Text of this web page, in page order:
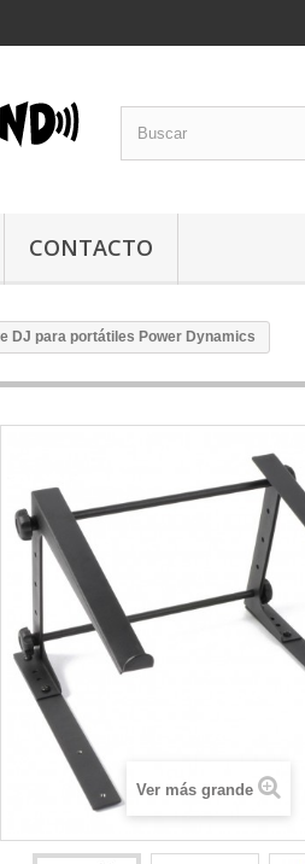
CONTACTO
DJ para portátiles Power Dynamics
Ver más grande